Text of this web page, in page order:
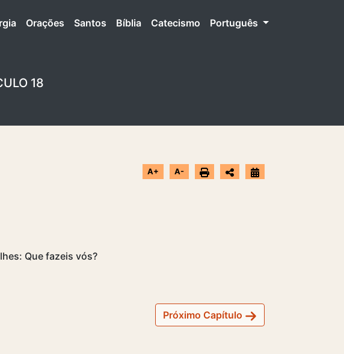
Orações Santos Bíblia Catecismo Português
18
A+ A-
Que fazeis vós?
Próximo Capítulo